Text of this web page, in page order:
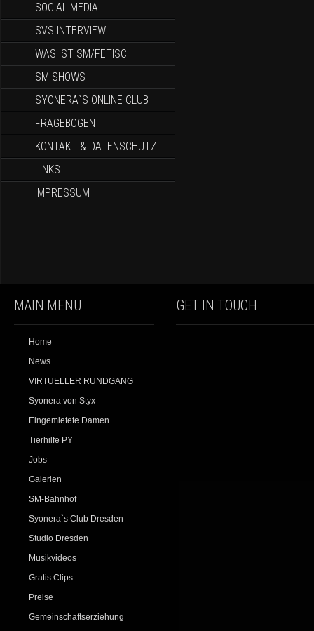
SOCIAL MEDIA
SVS INTERVIEW
WAS IST SM/FETISCH
SM SHOWS
SYONERA`S ONLINE CLUB
FRAGEBOGEN
KONTAKT & DATENSCHUTZ
LINKS
IMPRESSUM
MAIN MENU
Home
News
VIRTUELLER RUNDGANG
Syonera von Styx
Eingemietete Damen
Tierhilfe PY
Jobs
Galerien
SM-Bahnhof
Syonera`s Club Dresden
Studio Dresden
Musikvideos
Gratis Clips
Preise
Gemeinschaftserziehung
GET IN TOUCH